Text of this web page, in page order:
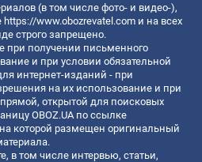
(в том числе фото- и видео-),
https://www.obozrevatel.com и на всех
строго запрещено.
при получении письменного
и при условии обязательной
интернет-изданий - при
на их использование и при
открытой для поисковых
OBOZ.UA по ссылке
которой размещен оригинальный
в том числе интервью, статьи,